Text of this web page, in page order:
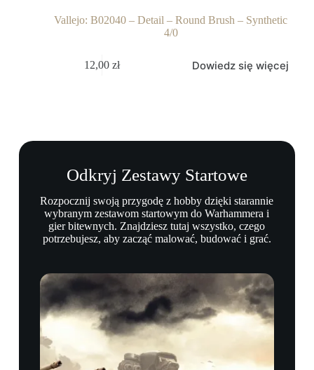
Vallejo: B02040 – Detail – Round Brush – Synthetic
4/0
12,00 zł Dowiedz się więcej
Odkryj Zestawy Startowe
Rozpocznij swoją przygodę z hobby dzięki starannie
wybranym zestawom startowym do Warhammera i
gier bitewnych. Znajdziesz tutaj wszystko, czego
potrzebujesz, aby zacząć malować, budować i grać.